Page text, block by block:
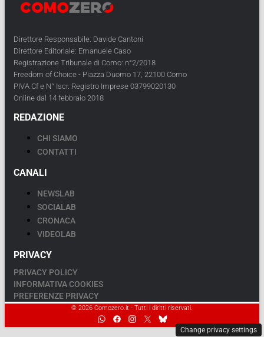
Direttore Responsabile: Davide Cantoni
Direttore Editoriale: Emanuele Caso
Registrazione Tribunale di Como: n°2/2018
Freedom of Choice - Piazza Duomo 17, 22100 Como
PIVA Cf e N° Iscr. Registro Imprese 03799020130
Online dal 14 febbraio 2018
REDAZIONE
CHI SIAMO
CONTATTI
CANALI
NEWSLAB
SOCIALAB
CRONACA
VIDEOLAB
PRIVACY
PRIVACY POLICY
INFORMATIVA COOKIES
PREFERENZE PRIVACY
© 2026 Comozero.it - Tutti i diritti riservati.
Change privacy settings